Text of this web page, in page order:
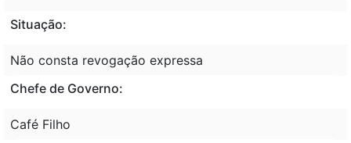
Situação:
Não consta revogação expressa
Chefe de Governo:
Café Filho